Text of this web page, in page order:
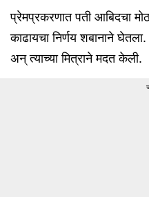
प्रेमप्रकरणात पती आबिदचा
काढायचा निर्णय शबानाने घेतला.
अन् त्याच्या मित्राने मदत केली.